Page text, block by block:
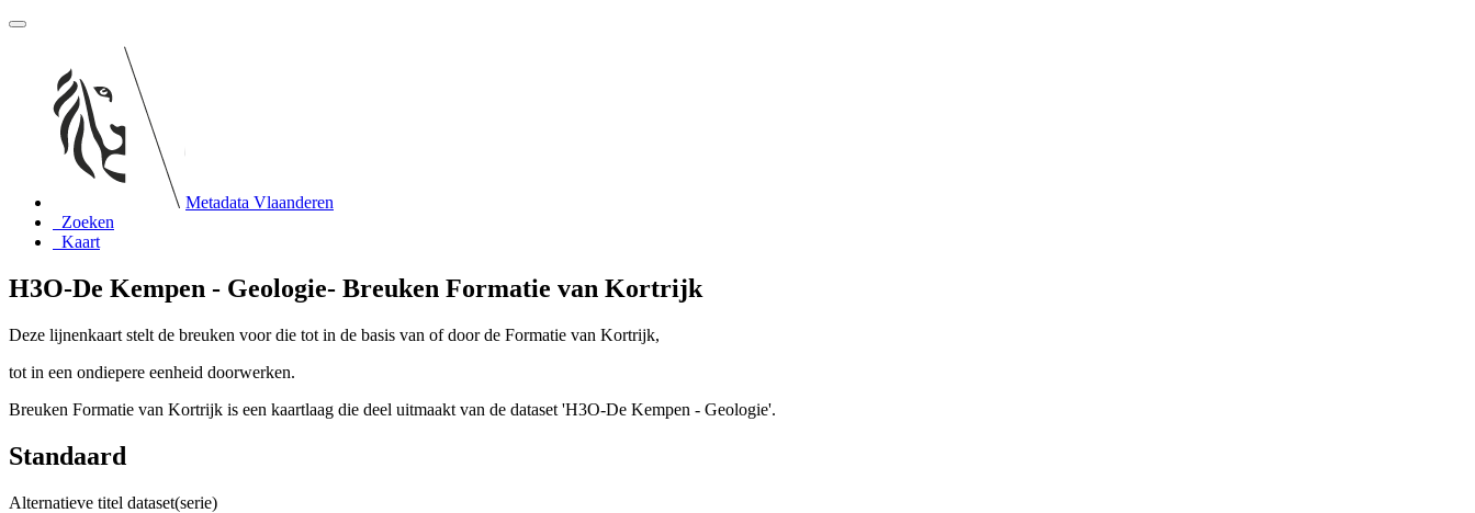
Metadata Vlaanderen
Zoeken
Kaart
H3O-De Kempen - Geologie- Breuken Formatie van Kortrijk
Deze lijnenkaart stelt de breuken voor die tot in de basis van of door de Formatie van Kortrijk,
tot in een ondiepere eenheid doorwerken.
Breuken Formatie van Kortrijk is een kaartlaag die deel uitmaakt van de dataset 'H3O-De Kempen - Geologie'.
Standaard
Alternatieve titel dataset(serie)